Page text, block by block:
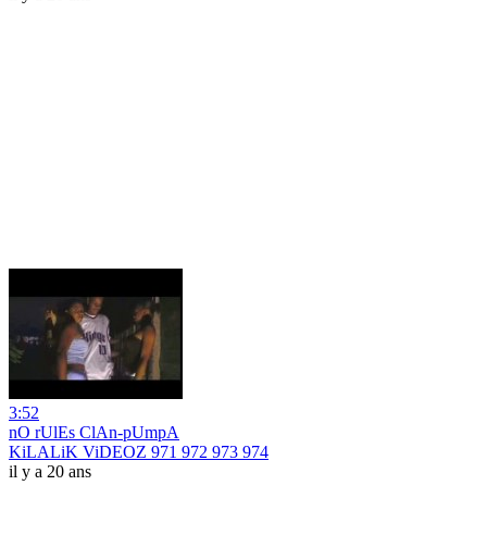
3:52
nO rUlEs ClAn-pUmpA
KiLALiK ViDEOZ 971 972 973 974
il y a 20 ans